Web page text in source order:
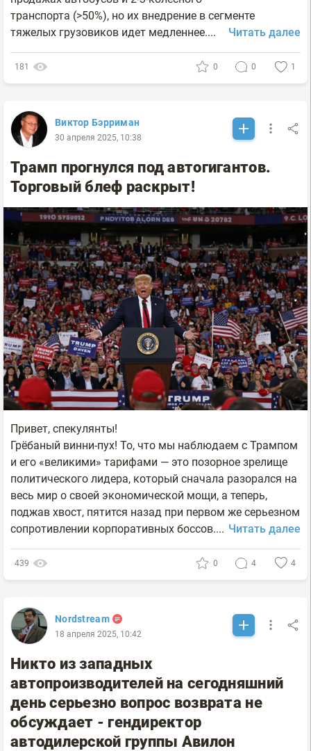
транспорта (>50%), но их внедрение в сегменте
тяжелых грузовиков идет медленнее....
Читать далее
181 0 0 1
Виктор Бэрриман
30 апреля 2025, 10:38
Трамп прогнулся под автогигантов.
Торговый блеф раскрыт!
Привет, спекулянты!
Грёбаный винни-пух! То, что мы наблюдаем с Трампом
и его «великими» тарифами — это позорное зрелище
политического лидера, который сначала разорался на
весь мир о своей экономической мощи, а теперь,
поджав хвост, пятится назад при первом же серьезном
сопротивлении корпоративных боссов.... Читать далее
439 0 4 4
Nordstream
18 апреля 2025, 10:42
Никто из западных
автопроизводителей на сегодняшний
день серьезно вопрос возврата не
обсуждает - гендиректор
автодилерской группы Авилон